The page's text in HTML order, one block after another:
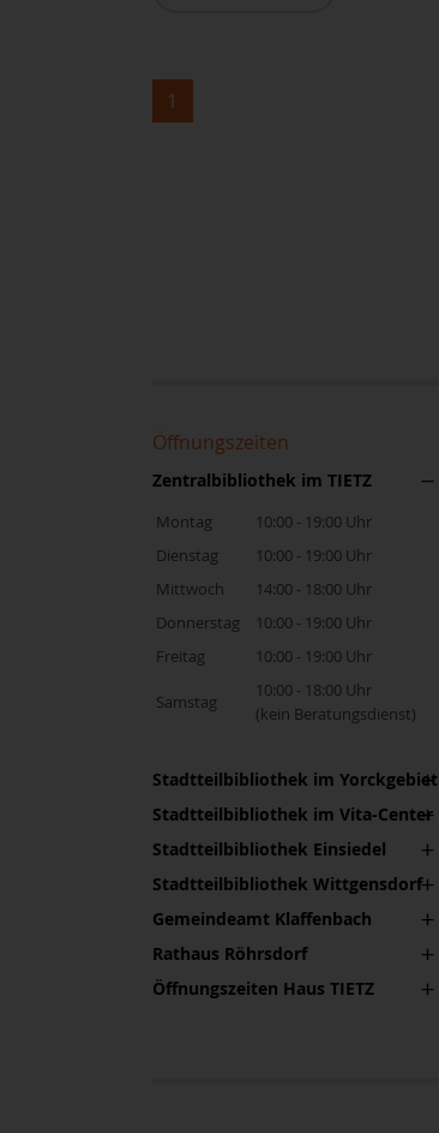
1
Öffnungszeiten
Zentralbibliothek im TIETZ
Montag
10:00 - 19:00 Uhr
Dienstag
10:00 - 19:00 Uhr
Mittwoch
14:00 - 18:00 Uhr
Donnerstag
10:00 - 19:00 Uhr
Freitag
10:00 - 19:00 Uhr
Samstag
10:00 - 18:00 Uhr
(kein Beratungsdienst)
Stadtteilbibliothek im Yorckgebiet
Stadtteilbibliothek im Vita-Center
Stadtteilbibliothek Einsiedel
Stadtteilbibliothek Wittgensdorf
Gemeindeamt Klaffenbach
Rathaus Röhrsdorf
Öffnungszeiten Haus TIETZ